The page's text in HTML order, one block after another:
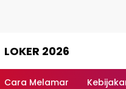
LOKER 2026
Lowongan
Cara Melamar